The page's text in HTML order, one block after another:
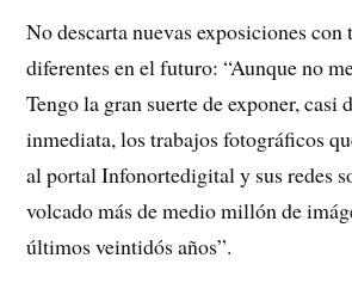
No descarta nuevas exposiciones con
diferentes en el futuro: “Aunque no
Tengo la gran suerte de exponer, casi
inmediata, los trabajos fotográficos
al portal Infonortedigital y sus redes
volcado más de medio millón de
últimos veintidós años”.